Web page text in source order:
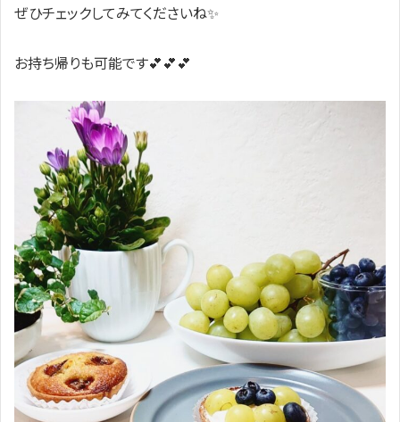
ぜひチェックしてみてくださいね✨
お持ち帰りも可能です💕💕💕